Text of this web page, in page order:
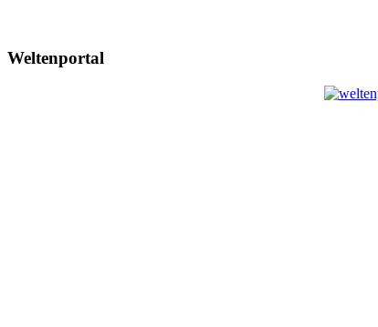
Weltenportal